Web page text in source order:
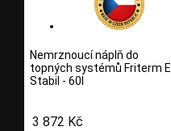
Nemrznoucí náplň do
topných systémů Friterm E
Stabil - 60l
3 872 Kč